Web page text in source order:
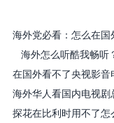
海外怎么听酷我畅听